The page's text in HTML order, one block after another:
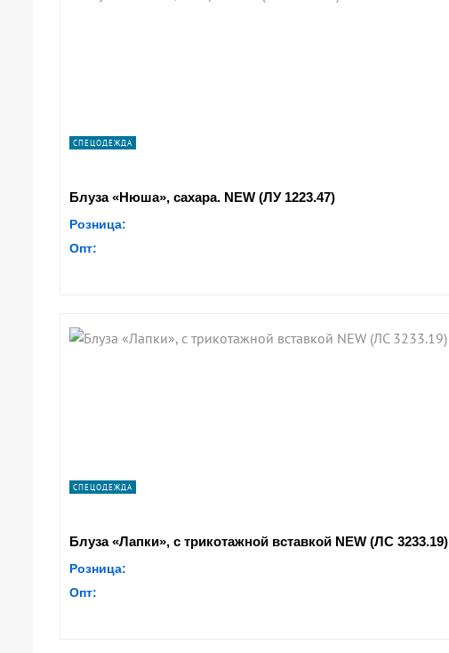
СПЕЦОДЕЖДА
Блуза «Нюша», сахара. NEW (ЛУ 1223.47)
Розница:
Опт:
СПЕЦОДЕЖДА
Блуза «Лапки», с трикотажной вставкой NEW (ЛС 3233.19)
Розница:
Опт: